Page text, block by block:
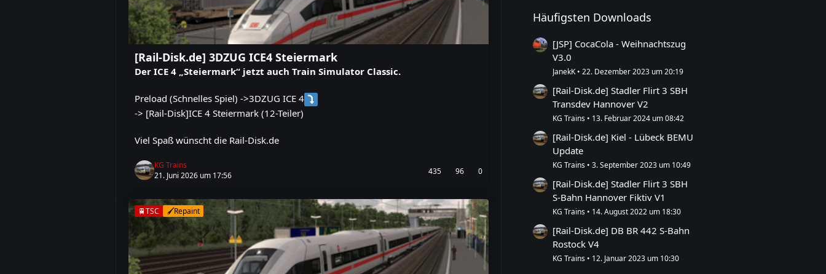
[Rail-Disk.de] 3DZUG ICE4 Steiermark
Der ICE 4 „Steiermark“ jetzt auch Train Simulator Classic.
Preload (Schnelles Spiel) ->3DZUG ICE 4
-> [Rail-Disk]ICE 4 Steiermark (12-Teiler)
Viel Spaß wünscht die Rail-Disk.de
KG Trains
21. Juni 2026 um 17:56
435 96 0
🚆TSC 🖌️Repaint
Häufigsten Downloads
[JSP] CocaCola - Weihnachtszug
V3.0
JanekK 22. Dezember 2023 um 20:19
[Rail-Disk.de] Stadler Flirt 3 SBH
Transdev Hannover V2
KG Trains 13. Februar 2024 um 08:42
[Rail-Disk.de] Kiel - Lübeck BEMU
Update
KG Trains 3. September 2023 um 10:49
[Rail-Disk.de] Stadler Flirt 3 SBH
S-Bahn Hannover Fiktiv V1
KG Trains 14. August 2022 um 18:30
[Rail-Disk.de] DB BR 442 S-Bahn
Rostock V4
KG Trains 12. Januar 2023 um 10:30